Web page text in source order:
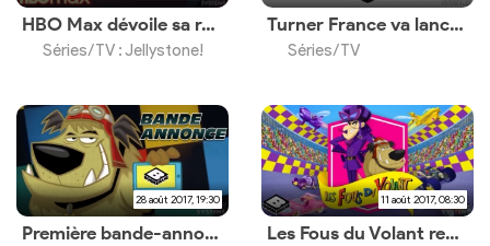
HBO Max dévoile sa ré-imagination des personnages Hanna-Barbera
Séries/TV : Jellystone!
Turner France va lancer sa chaîne Warner TV dès le 9 novembre 2017
Séries/TV
28 août 2017, 19:30
Première bande-annonce américaine à la Fast & Furious
11 août 2017, 08:30
Les Fous du Volant reviennent dans une nouvelle série sur Boomerang